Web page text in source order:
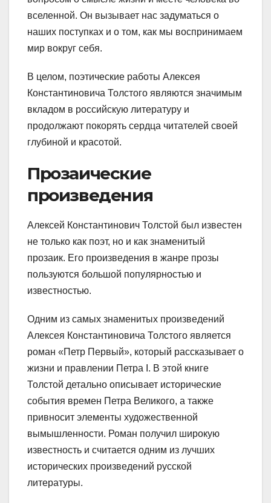
вселенной. Он вызывает нас задуматься о
наших поступках и о том, как мы воспринимаем
мир вокруг себя.
В целом, поэтические работы Алексея
Константиновича Толстого являются значимым
вкладом в российскую литературу и
продолжают покорять сердца читателей своей
глубиной и красотой.
Прозаические
произведения
Алексей Константинович Толстой был известен
не только как поэт, но и как знаменитый
прозаик. Его произведения в жанре прозы
пользуются большой популярностью и
известностью.
Одним из самых знаменитых произведений
Алексея Константиновича Толстого является
роман «Петр Первый», который рассказывает о
жизни и правлении Петра I. В этой книге
Толстой детально описывает исторические
события времен Петра Великого, а также
привносит элементы художественной
вымышленности. Роман получил широкую
известность и считается одним из лучших
исторических произведений русской
литературы.